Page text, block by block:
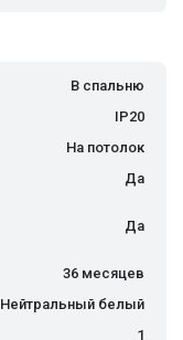
В спальню
IP20
На потолок
Да
Да
36 месяцев
Нейтральный белый
1